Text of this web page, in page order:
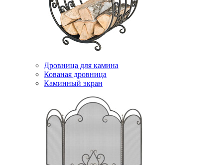
Дровница для камина
Кованая дровница
Каминный экран